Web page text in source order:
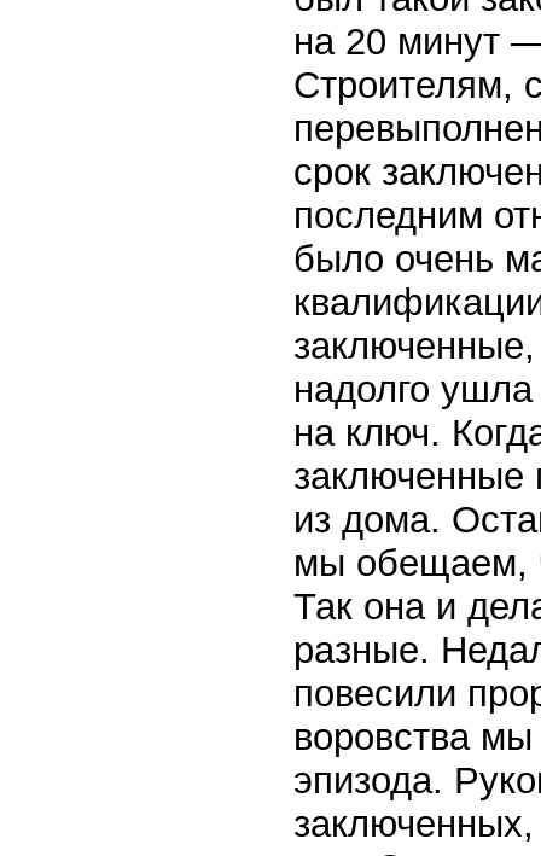
на 20 минут
Строителям,
срок
последним
было очень
надолго
на ключ.
заключенные
из дома.
мы обещаем,
Так она и
разные.
повесили
воровства
эпизода.